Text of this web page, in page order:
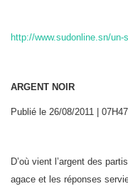
http://www.sudonline.sn/un-
ARGENT NOIR
Publié le 26/08/2011 |
D’où vient l’argent des
agace et les réponses